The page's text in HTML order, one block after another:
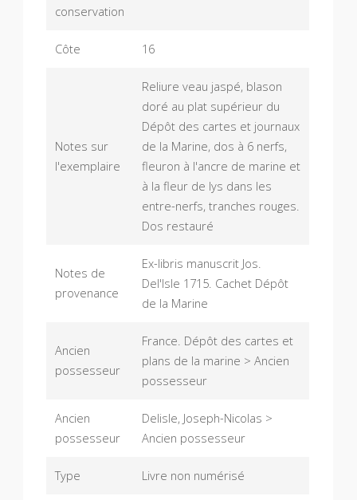
conservation
Côte 16
Notes sur
l'exemplaire
Reliure veau jaspé, blason
doré au plat supérieur du
Dépôt des cartes et journaux
de la Marine, dos à 6 nerfs,
fleuron à l'ancre de marine et
à la fleur de lys dans les
entre-nerfs, tranches rouges.
Dos restauré
Notes de
provenance
Ex-libris manuscrit Jos.
Del'Isle 1715. Cachet Dépôt
de la Marine
Ancien
possesseur
France. Dépôt des cartes et
plans de la marine > Ancien
possesseur
Ancien
possesseur
Delisle, Joseph-Nicolas >
Ancien possesseur
Type Livre non numérisé